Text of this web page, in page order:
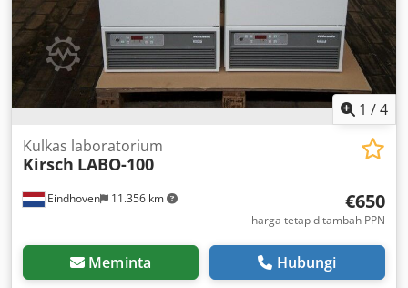
1 /4
Eindhoven 11.356 km
Kulkas laboratorium
Kirsch LABO-100
€650
harga tetap ditambah PPN
Meminta Hubungi